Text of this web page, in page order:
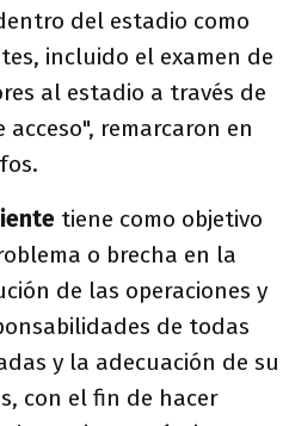
del estadio como
incluido el examen de
al estadio a través de
remarcaron en
tiene como objetivo
o brecha en la
de las operaciones y
de todas
y la adecuación de su
con el fin de hacer